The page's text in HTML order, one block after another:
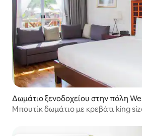
Δωμάτιο ξενοδοχείου στην πόλη
Μπουτίκ δωμάτιο με κρεβάτι king